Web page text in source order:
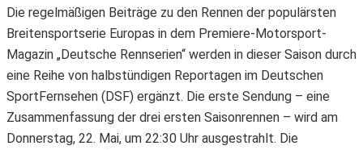
Die regelmäßigen Beiträge zu den Rennen der populärsten
Breitensportserie Europas in dem Premiere-Motorsport-
Magazin „Deutsche Rennserien“ werden in dieser Saison durch
eine Reihe von halbstündigen Reportagen im Deutschen
SportFernsehen (DSF) ergänzt. Die erste Sendung – eine
Zusammenfassung der drei ersten Saisonrennen – wird am
Donnerstag, 22. Mai, um 22:30 Uhr ausgestrahlt. Die